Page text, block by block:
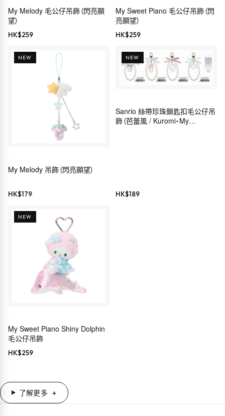
My Melody 毛公仔吊飾（閃亮願
望）
HK$259
My Sweet Piano 毛公仔吊飾（閃
亮願望）
HK$259
NEW
My Melody 吊飾（閃亮願望）
HK$179
NEW
Sanrio 絲帶珍珠鎖匙扣毛公仔吊
飾（芭蕾風 / Kuromi・My
HK$189
NEW
My Sweet Piano Shiny Dolphin
毛公仔吊飾
HK$259
了解更多